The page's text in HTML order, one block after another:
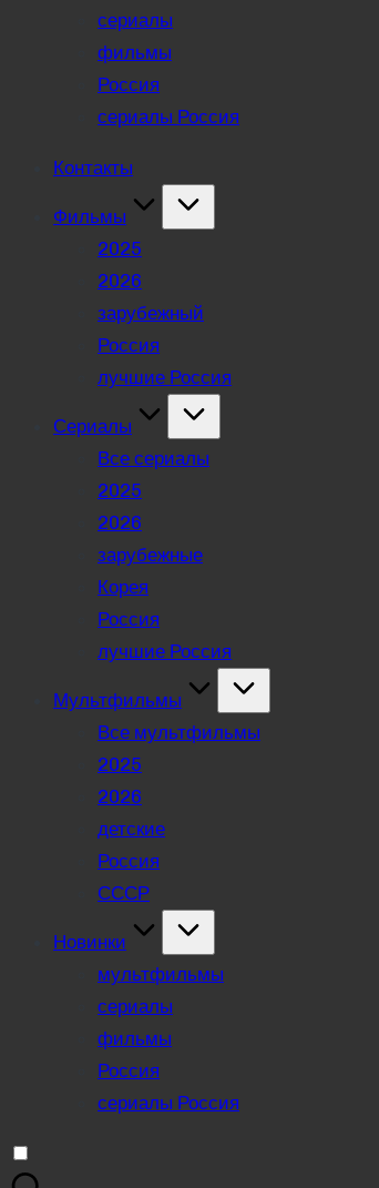
сериалы
фильмы
Россия
сериалы Россия
Контакты
Фильмы
2025
2026
зарубежный
Россия
лучшие Россия
Сериалы
Все сериалы
2025
2026
зарубежные
Корея
Россия
лучшие Россия
Мультфильмы
Все мультфильмы
2025
2026
детские
Россия
СССР
Новинки
мультфильмы
сериалы
фильмы
Россия
сериалы Россия